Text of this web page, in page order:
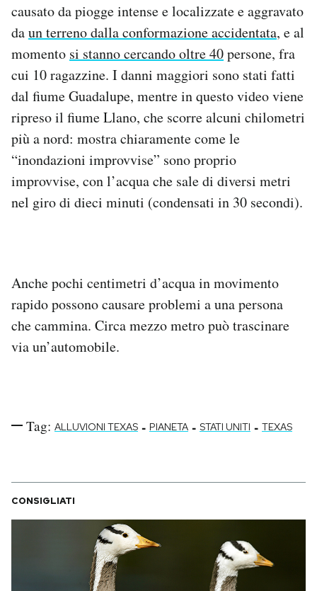
AREA PERSONALE
Area Personale
Newsletter
Notifiche mobile
Regala il Post
Hai bisogno di aiuto?
Esci
causato da piogge intense e localizzate e aggravato
daun terreno dalla conformazione accidentata, e al
momento si stanno cercando oltre 40persone, fra
cui 10 ragazzine. I danni maggiori sono stati fatti
dal fiume Guadalupe, mentre in questo video viene
ripreso il fiume Llano, che scorre alcuni chilometri
più a nord: mostra chiaramente come le
“inondazioni improvvise” sono proprio
improvvise, con l’acqua che sale di diversi metri
nel giro di dieci minuti (condensati in 30 secondi).
Anche pochi centimetri d’acqua in movimento
rapido possono causare problemi a una persona
che cammina. Circa mezzo metro può trascinare
via un’automobile.
Tag: ALLUVIONI TEXAS - PIANETA - STATI UNITI - TEXAS
CONSIGLIATI